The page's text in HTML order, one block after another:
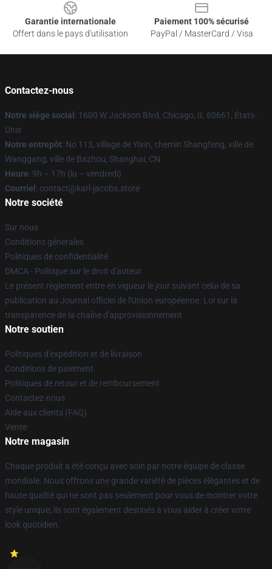
Garantie internationale
Offert dans le pays d'utilisation
Paiement 100% sécurisé
PayPal / MasterCard / Visa
Contactez-nous
Notre siège social : 1600 W Jackson Blvd, Chicago, IL 60661, États-
Unis
Notre entrepôt: No 113, village de Yixin, chemin Shangfeng, ville de
Wanggang, ville de Bazhou, Shanghai, CN
Heure: 9h – 17h (lu – vendredi)
Courriel : contact@karl-jacobs.store
Notre société
Sur nous
Conditions générales
Politiques de confidentialité
DMCA - Politique sur le droit d'auteur
Le présent règlement entre en vigueur le jour suivant celui de sa
publication au Journal officiel de l'Union européenne. Loi sur la
transparence de la chaîne d'approvisionnement
Notre soutien
Politiques d'expédition et de livraison
Conditions de paiement
Politiques de retour et de remboursement
Contactez-nous
Aide aux clients (FAQ)
Vente
Notre magasin
Chaque produit a été conçu avec soin par notre équipe de classe
mondiale. Nous offrons une grande variété de pièces élégantes et de
haute qualité qui ne sont pas seulement pour vous de montrer votre
style unique; ils sont également destinés à vous aider à créer votre
look quotidien.